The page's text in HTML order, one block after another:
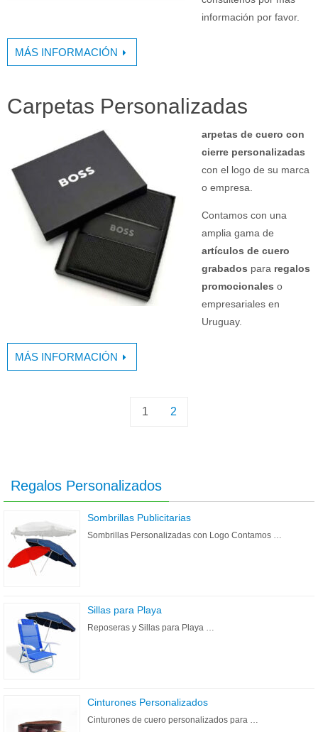
información por favor.
MÁS INFORMACIÓN
Carpetas Personalizadas
arpetas de cuero con
cierre personalizadas
con el logo de su marca
o empresa.
Contamos con una
amplia gama de
artículos de cuero
grabados para regalos
promocionales o
empresariales en
Uruguay.
MÁS INFORMACIÓN
1 2
Regalos Personalizados
Sombrillas Publicitarias
Sombrillas Personalizadas con Logo Contamos …
Sillas para Playa
Reposeras y Sillas para Playa …
Cinturones Personalizados
Cinturones de cuero personalizados para …